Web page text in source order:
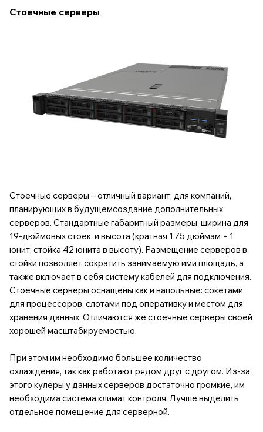
Стоечные серверы
Стоечные серверы – отличный вариант, для компаний,
планирующих в будущемсоздание дополнительных
серверов. Стандартные габаритный размеры: ширина для
19-дюймовых стоек, и высота (кратная 1.75 дюймам = 1
юнит; стойка 42 юнита в высоту). Размещение серверов в
стойки позволяет сократить занимаемую ими площадь, а
также включает в себя систему кабелей для подключения.
Стоечные серверы оснащены как и напольные: сокетами
для процессоров, слотами под оперативку и местом для
хранения данных. Отличаются же стоечные серверы своей
хорошей масштабируемостью.
При этом им необходимо большее количество
охлаждения, так как работают рядом друг с другом. Из-за
этого кулеры у данных серверов достаточно громкие, им
необходима система климат контроля. Лучше выделить
отдельное помещение для серверной.